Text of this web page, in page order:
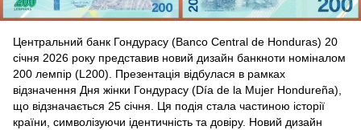
Центральний банк Гондурасу (Banco Central de Honduras) 20
січня 2026 року представив новий дизайн банкноти номіналом
200 лемпір (L200). Презентація відбулася в рамках
відзначення Дня жінки Гондурасу (Día de la Mujer Hondureña),
що відзначається 25 січня. Ця подія стала частиною історії
країни, символізуючи ідентичність та довіру. Новий дизайн